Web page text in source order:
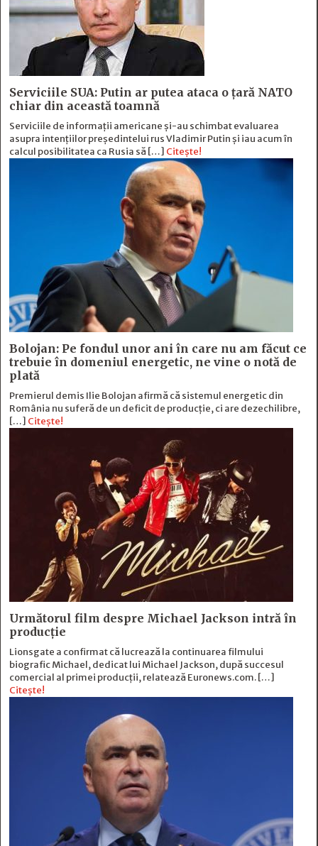
Serviciile SUA: Putin ar putea ataca o țară NATO
chiar din această toamnă
Serviciile de informații americane și-au schimbat evaluarea
asupra intențiilor președintelui rus Vladimir Putin și iau acum în
calcul posibilitatea ca Rusia să […] Citește!
Bolojan: Pe fondul unor ani în care nu am făcut ce
trebuie în domeniul energetic, ne vine o notă de
plată
Premierul demis Ilie Bolojan afirmă că sistemul energetic din
România nu suferă de un deficit de producţie, ci are dezechilibre,
[…] Citește!
Următorul film despre Michael Jackson intră în
producție
Lionsgate a confirmat că lucrează la continuarea filmului
biografic Michael, dedicat lui Michael Jackson, după succesul
comercial al primei producții, relatează Euronews.com. […]
Citește!